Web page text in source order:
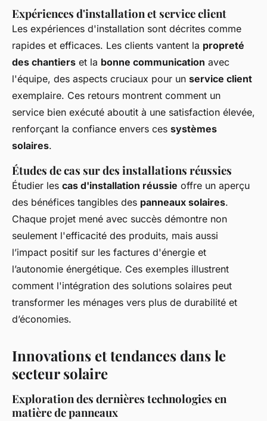
Expériences d'installation et service client
Les expériences d'installation sont décrites comme
rapides et efficaces. Les clients vantent la propreté
des chantiers et la bonne communication avec
l'équipe, des aspects cruciaux pour un service client
exemplaire. Ces retours montrent comment un
service bien exécuté aboutit à une satisfaction élevée,
renforçant la confiance envers ces systèmes
solaires.
Études de cas sur des installations réussies
Étudier les cas d'installation réussie offre un aperçu
des bénéfices tangibles des panneaux solaires.
Chaque projet mené avec succès démontre non
seulement l'efficacité des produits, mais aussi
l’impact positif sur les factures d'énergie et
l’autonomie énergétique. Ces exemples illustrent
comment l'intégration des solutions solaires peut
transformer les ménages vers plus de durabilité et
d’économies.
Innovations et tendances dans le
secteur solaire
Exploration des dernières technologies en
matière de panneaux